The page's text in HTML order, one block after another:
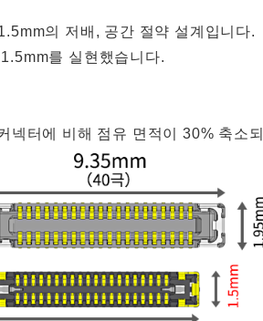
의 저배, 공간 절약 설계입니다.
를 실현했습니다.
넥터에 비해 점유 면적이 30% 축소